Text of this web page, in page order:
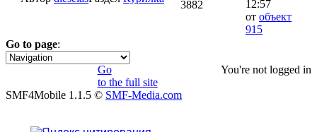
3882
12:57
от объект
915
Go to page:
1 2 »
You're not logged in
Go
to the full site
SMF4Mobile 1.1.5 © SMF-Media.com